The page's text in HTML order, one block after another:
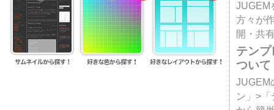
JUGEM
方々が
開・共
テン
ついて
JUGEM
ン」>